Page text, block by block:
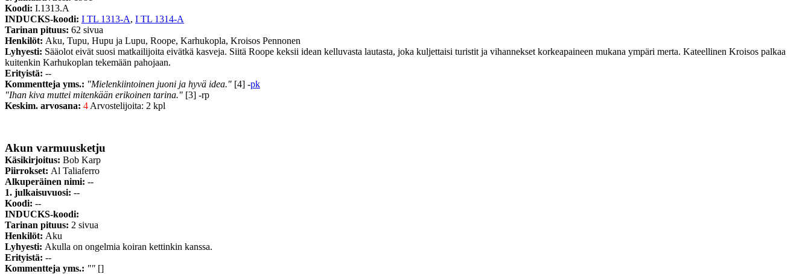
Koodi: I.1313.A
INDUCKS-koodi: I TL 1313-A, I TL 1314-A
Tarinan pituus: 62 sivua
Henkilöt: Aku, Tupu, Hupu ja Lupu, Roope, Karhukopla, Kroisos Pennonen
Lyhyesti: Sääolot eivät suosi matkailijoita eivätkä kasveja. Siitä Roope keksii idean kelluvasta lautasta, joka kuljettaisi turistit ja vihannekset korkeapaineen mukana ympäri merta. Kateellinen Kroisos palkaa
kuitenkin Karhukoplan tekemään pahojaan.
Erityistä: --
Kommentteja yms.: "Mielenkiintoinen juoni ja hyvä idea." [4] -pk
"Ihan kiva muttei mitenkään erikoinen tarina." [3] -rp
Keskim. arvosana: 4 Arvostelijoita: 2 kpl
Akun varmuusketju
Käsikirjoitus: Bob Karp
Piirrokset: Al Taliaferro
Alkuperäinen nimi: --
1. julkaisuvuosi: --
Koodi: --
INDUCKS-koodi:
Tarinan pituus: 2 sivua
Henkilöt: Aku
Lyhyesti: Akulla on ongelmia koiran kettinkin kanssa.
Erityistä: --
Kommentteja yms.: "" []